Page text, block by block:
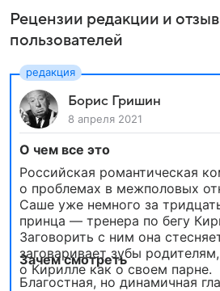
Рецензии редакции и
пользователей
Борис Гришин
8 апреля 2021
О чем все это
Российская романтическая
о проблемах в межполовых
Саше уже немного за
принца — тренера по бегу
Заговорить с ним она
заговаривает зубы
о Кирилле как о своем парне.
Зачем смотреть
Благостная, но динамичная